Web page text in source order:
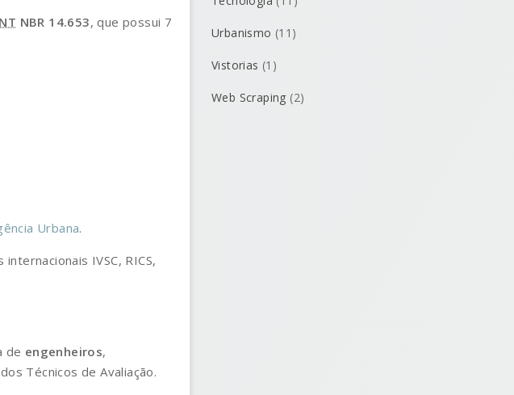
NBR 14.653, que possui 7
Urbana.
internacionais IVSC, RICS,
de engenheiros,
Técnicos de Avaliação.
Urbanismo (11)
Vistorias (1)
Web Scraping (2)